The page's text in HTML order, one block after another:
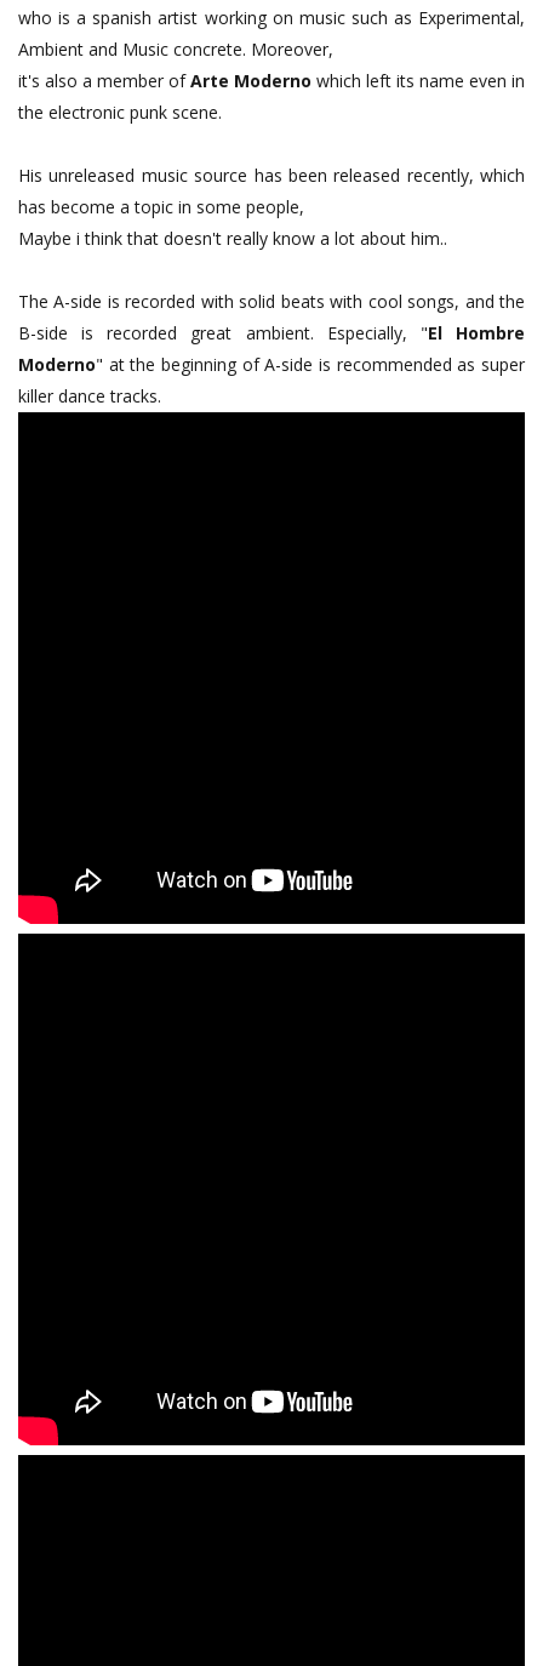
who is a spanish artist working on music such as Experimental,
Ambient and Music concrete. Moreover,
it's also a member ofArte Moderno which left its name even in
the electronic punk scene.
His unreleased music source has been released recently, which
has become a topic in some people,
Maybe i think that doesn't really know a lot about him..
The A-side is recorded with solid beats with cool songs, and the
B-side is recorded great ambient. Especially, "El Hombre
Moderno" at the beginning of A-side is recommended as super
killer dance tracks.